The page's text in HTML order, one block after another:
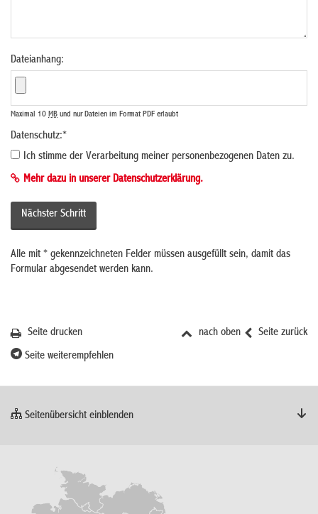
Dateianhang:
Maximal 10 MB und nur Dateien im Format PDF erlaubt
Datenschutz:*
Ich stimme der Verarbeitung meiner personenbezogenen Daten zu.
Mehr dazu in unserer Datenschutzerklärung.
Alle mit * gekennzeichneten Felder müssen ausgefüllt sein, damit das
Formular abgesendet werden kann.
Seite zurück
nach oben
Seite drucken
Seite weiterempfehlen
Seitenübersicht einblenden